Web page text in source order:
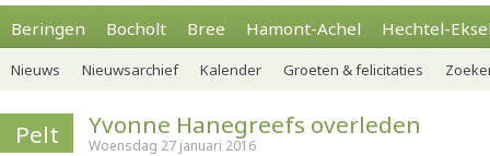
Beringen Bocholt Bree Hamont-Achel Hechtel-
Nieuws Nieuwsarchief Kalender Groeten & felicitaties
Pelt Yvonne Hanegreefs overleden
Woensdag 27 januari 2016